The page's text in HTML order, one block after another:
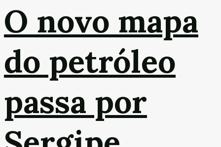
O novo mapa
do petróleo
passa por